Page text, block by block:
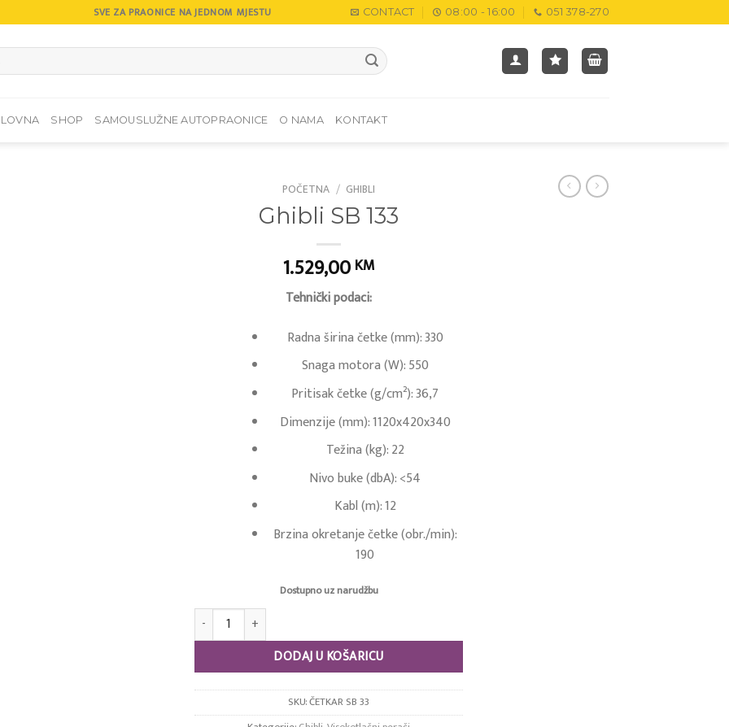
SVE ZA PRAONICE NA JEDNOM MJESTU CONTACT 08:00 - 16:00 051 378-270
SHOP SAMOUSLUŽNE AUTOPRAONICE O NAMA KONTAKT
POČETNA / GHIBLI
Ghibli SB 133
1.529,00 KM
Tehnički podaci:
Radna širina četke (mm): 330
Snaga motora (W): 550
Pritisak četke (g/cm²): 36,7
Dimenzije (mm): 1120x420x340
Težina (kg): 22
Nivo buke (dbA): <54
Kabl (m): 12
Brzina okretanje četke (obr./min):
190
Dostupno uz narudžbu
Ghibli SB 133 količina
DODAJ U KOŠARICU
SKU:ČETKAR SB 33